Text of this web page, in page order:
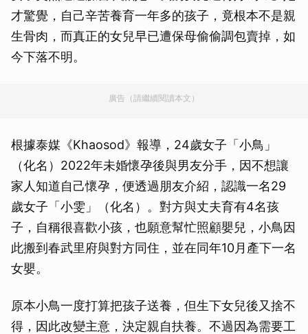
才驚覺，自己辛苦養育一年多的孩子，竟根本不是親
生骨肉，而真正的女兒早已遭保母偷偷調包賣掉，如
今下落不明。
廣告（請繼續閱讀本文）
根據泰媒《Khaosod》報導，24歲女子「小鳥」
（化名）2022年未婚懷孕後與男友分手，因不想讓
家人知道自己懷孕，便透過朋友介紹，認識一名29
歲女子「小雯」（化名）。對方與丈夫育有4名孩
子，自稱很喜歡小孩，也願意幫忙照顧嬰兒，小鳥因
此搬到春武里府與對方同住，並在同年10月產下一名
女嬰。
原本小鳥一度打算把孩子送養，但生下女兒後又捨不
得，因此改變主意，決定親自扶養。不過因為需要工